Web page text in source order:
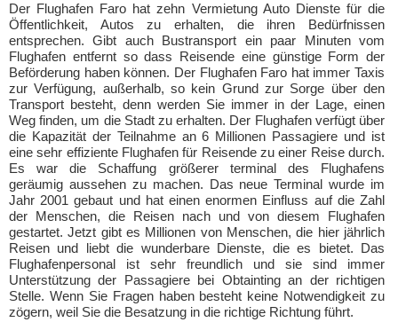
Der Flughafen Faro hat zehn Vermietung Auto Dienste für die
Öffentlichkeit, Autos zu erhalten, die ihren Bedürfnissen
entsprechen. Gibt auch Bustransport ein paar Minuten vom
Flughafen entfernt so dass Reisende eine günstige Form der
Beförderung haben können. Der Flughafen Faro hat immer Taxis
zur Verfügung, außerhalb, so kein Grund zur Sorge über den
Transport besteht, denn werden Sie immer in der Lage, einen
Weg finden, um die Stadt zu erhalten. Der Flughafen verfügt über
die Kapazität der Teilnahme an 6 Millionen Passagiere und ist
eine sehr effiziente Flughafen für Reisende zu einer Reise durch.
Es war die Schaffung größerer terminal des Flughafens
geräumig aussehen zu machen. Das neue Terminal wurde im
Jahr 2001 gebaut und hat einen enormen Einfluss auf die Zahl
der Menschen, die Reisen nach und von diesem Flughafen
gestartet. Jetzt gibt es Millionen von Menschen, die hier jährlich
Reisen und liebt die wunderbare Dienste, die es bietet. Das
Flughafenpersonal ist sehr freundlich und sie sind immer
Unterstützung der Passagiere bei Obtainting an der richtigen
Stelle. Wenn Sie Fragen haben besteht keine Notwendigkeit zu
zögern, weil Sie die Besatzung in die richtige Richtung führt.